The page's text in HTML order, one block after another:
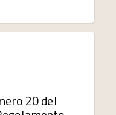
20 del